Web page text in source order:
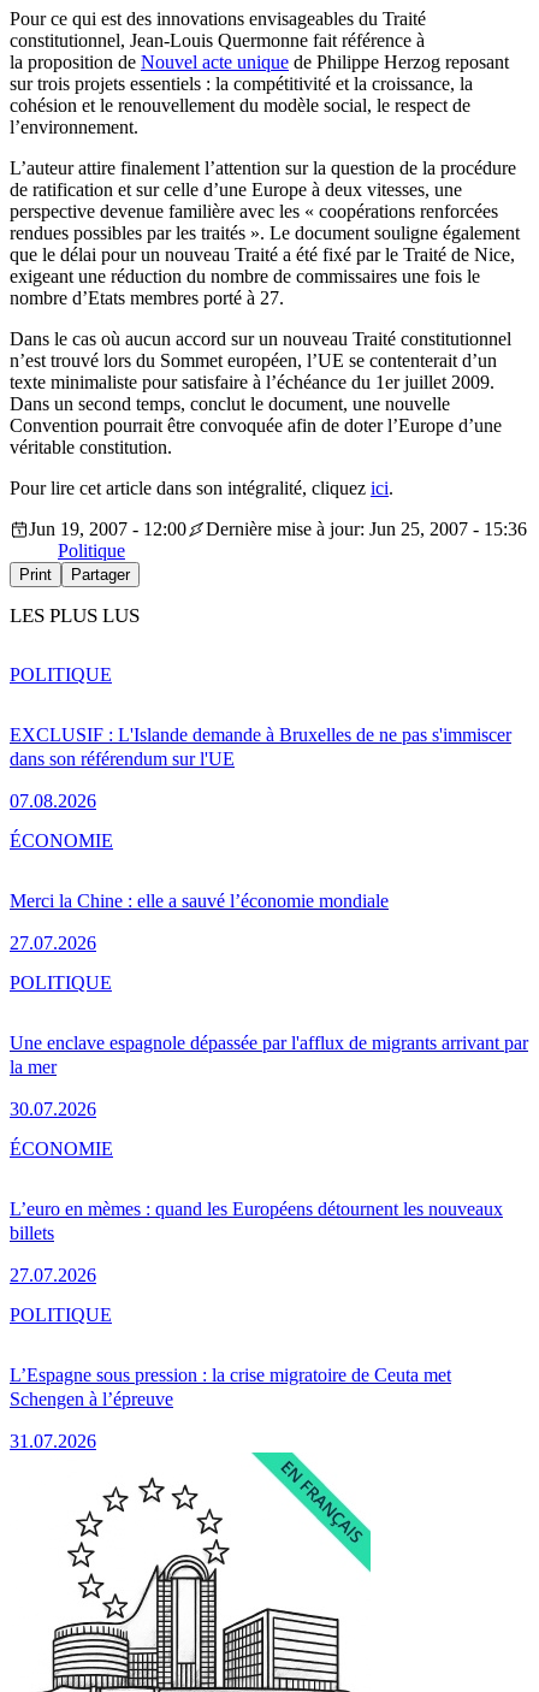
Pour ce qui est des innovations envisageables du Traité
constitutionnel, Jean-Louis Quermonne fait référence à
la proposition de Nouvel acte unique de Philippe Herzog reposant
sur trois projets essentiels : la compétitivité et la croissance, la
cohésion et le renouvellement du modèle social, le respect de
l’environnement.
L’auteur attire finalement l’attention sur la question de la procédure
de ratification et sur celle d’une Europe à deux vitesses, une
perspective devenue familière avec les « coopérations renforcées
rendues possibles par les traités ». Le document souligne également
que le délai pour un nouveau Traité a été fixé par le Traité de Nice,
exigeant une réduction du nombre de commissaires une fois le
nombre d’Etats membres porté à 27.
Dans le cas où aucun accord sur un nouveau Traité constitutionnel
n’est trouvé lors du Sommet européen, l’UE se contenterait d’un
texte minimaliste pour satisfaire à l’échéance du 1er juillet 2009.
Dans un second temps, conclut le document, une nouvelle
Convention pourrait être convoquée afin de doter l’Europe d’une
véritable constitution.
Pour lire cet article dans son intégralité, cliquez ici.
Jun 19, 2007 - 12:00
Dernière mise à jour: Jun 25, 2007 - 15:36
Politique
Print Partager
LES PLUS LUS
EXCLUSIF : L'Islande demande à Bruxelles de ne pas s'immiscer
dans son référendum sur l'UE
07.08.2026
POLITIQUE
Merci la Chine : elle a sauvé l’économie mondiale
27.07.2026
ÉCONOMIE
Une enclave espagnole dépassée par l'afflux de migrants arrivant par
la mer
30.07.2026
POLITIQUE
L’euro en mèmes : quand les Européens détournent les nouveaux
billets
27.07.2026
ÉCONOMIE
L’Espagne sous pression : la crise migratoire de Ceuta met
Schengen à l’épreuve
31.07.2026
POLITIQUE